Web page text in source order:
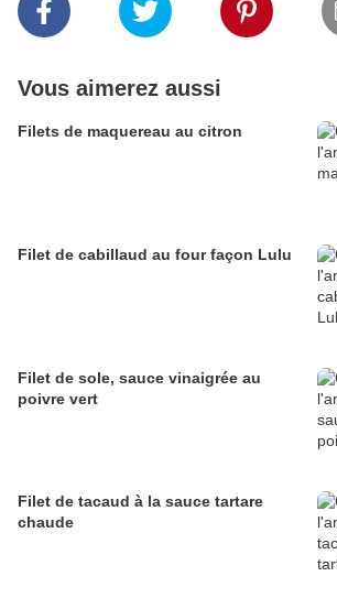
Vous aimerez aussi
Filets de maquereau au citron
Filet de cabillaud au four façon Lulu
Filet de sole, sauce vinaigrée au
poivre vert
Filet de tacaud à la sauce tartare
chaude